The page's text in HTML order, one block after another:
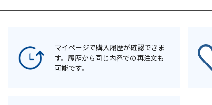
マイページで購入履歴が確認できま
す。履歴から同じ内容での再注文も
可能です。